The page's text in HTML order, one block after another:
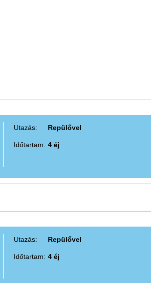
Utazás: Repülővel
Időtartam: 4 éj
Utazás: Repülővel
Időtartam: 4 éj